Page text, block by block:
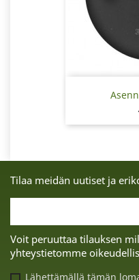
Tilaa meidän uutiset ja
Voit peruuttaa tilauksen
yhteystietomme
Lähettämällä tämän